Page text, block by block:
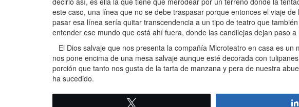
este caso, una línea que no se debe traspasar porque entonces el viaje
pasar esa línea sería quitar transcendencia a un tipo de teatro que
entender ese mundo que está ahí fuera, donde las candilejas dejan paso a
El Dios salvaje que nos presenta la compañía Microteatro en casa es
nos pone encima de una mesa salvaje aunque esté decorada con
porción que tanto nos gusta de la tarta de manzana y pera de nuestra
ha sucedido.